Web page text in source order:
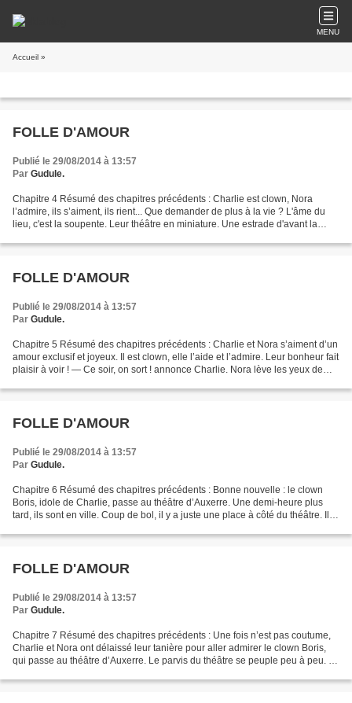
MENU
Accueil »
FOLLE D'AMOUR
Publié le 29/08/2014 à 13:57
Par Gudule.
Chapitre 4 Résumé des chapitres précédents : Charlie est clown, Nora
l’admire, ils s’aiment, ils rient... Que demander de plus à la vie ? L'âme du
lieu, c'est la soupente. Leur théâtre en miniature. Une estrade d'avant la
FOLLE D'AMOUR
Publié le 29/08/2014 à 13:57
Par Gudule.
Chapitre 5 Résumé des chapitres précédents : Charlie et Nora s’aiment d’un
amour exclusif et joyeux. Il est clown, elle l’aide et l’admire. Leur bonheur fait
plaisir à voir ! — Ce soir, on sort ! annonce Charlie. Nora lève les yeux de
FOLLE D'AMOUR
Publié le 29/08/2014 à 13:57
Par Gudule.
Chapitre 6 Résumé des chapitres précédents : Bonne nouvelle : le clown
Boris, idole de Charlie, passe au théâtre d’Auxerre. Une demi-heure plus
tard, ils sont en ville. Coup de bol, il y a juste une place à côté du théâtre. Ils
FOLLE D'AMOUR
Publié le 29/08/2014 à 13:57
Par Gudule.
Chapitre 7 Résumé des chapitres précédents : Une fois n’est pas coutume,
Charlie et Nora ont délaissé leur tanière pour aller admirer le clown Boris,
qui passe au théâtre d’Auxerre. Le parvis du théâtre se peuple peu à peu. —